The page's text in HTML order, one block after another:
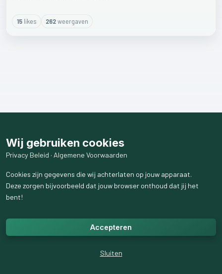
15likes 262weergaven
Wij gebruiken cookies
Privacy Beleid · Algemene Voorwaarden
Cookies zijn gegevens die wij achterlaten op jouw apparaat.
Deze zorgen bijvoorbeeld dat jouw browser onthoud dat jij het
bent!
Accepteren
Sluiten